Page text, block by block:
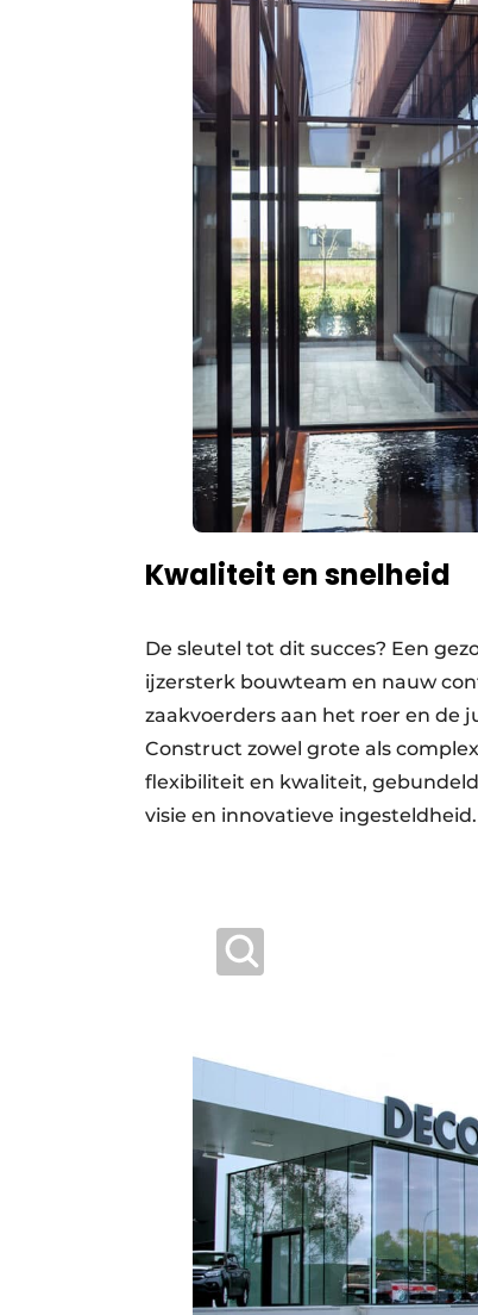
Kwaliteit en snelheid
De sleutel tot dit succes? Een
ijzersterk bouwteam en nauw
zaakvoerders aan het roer en de
Construct zowel grote als
flexibiliteit en kwaliteit,
visie en innovatieve ingesteldheid.